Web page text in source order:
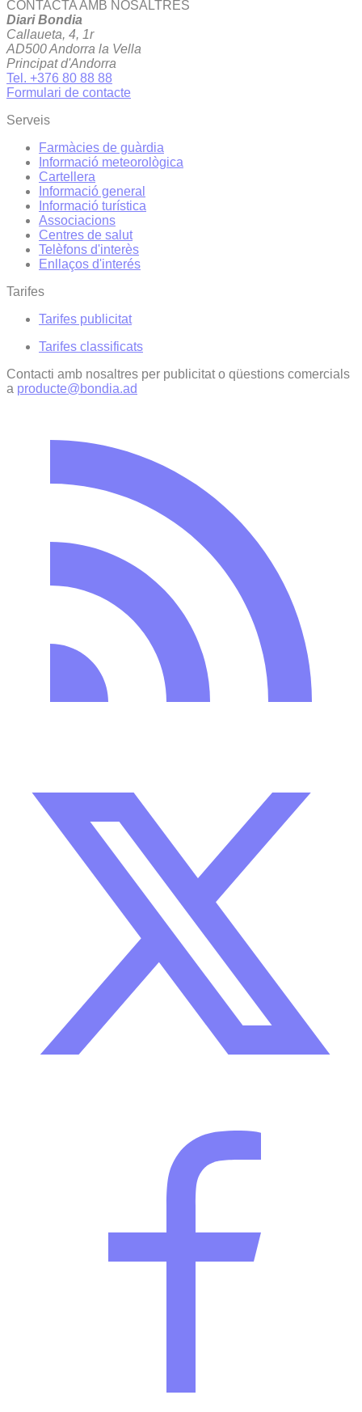
CONTACTA AMB NOSALTRES
Diari Bondia
Callaueta, 4, 1r
AD500 Andorra la Vella
Principat d'Andorra
Tel. +376 80 88 88
Formulari de contacte
Serveis
Farmàcies de guàrdia
Informació meteorològica
Cartellera
Informació general
Informació turística
Associacions
Centres de salut
Telèfons d'interès
Enllaços d'interés
Tarifes
Tarifes publicitat
Tarifes classificats
Contacti amb nosaltres per publicitat o qüestions comercials
a producte@bondia.ad